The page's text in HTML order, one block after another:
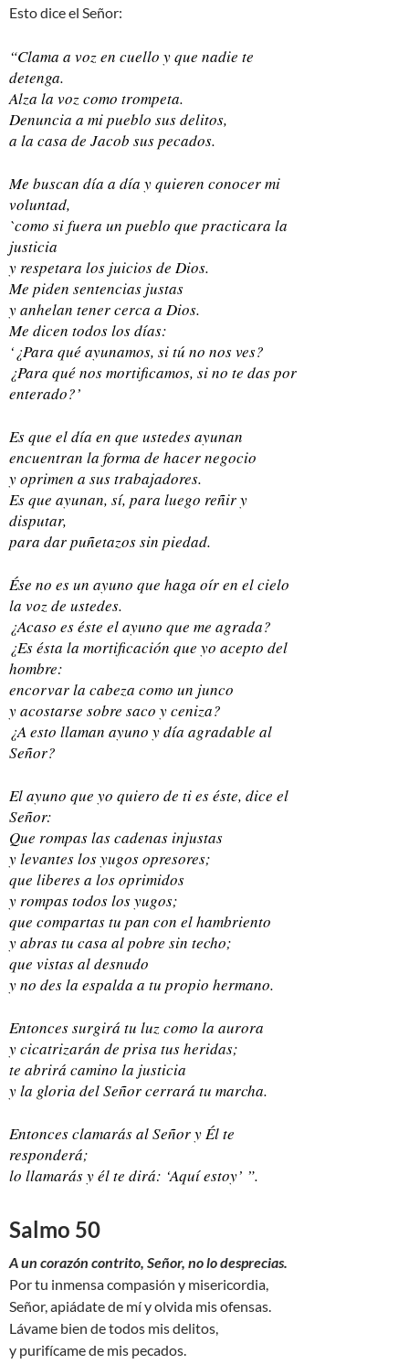
Esto dice el Señor:
“Clama a voz en cuello y que nadie te
detenga.
Alza la voz como trompeta.
Denuncia a mi pueblo sus delitos,
a la casa de Jacob sus pecados.
Me buscan día a día y quieren conocer mi
voluntad,
`como si fuera un pueblo que practicara la
justicia
y respetara los juicios de Dios.
Me piden sentencias justas
y anhelan tener cerca a Dios.
Me dicen todos los días:
‘¿Para qué ayunamos, si tú no nos ves?
¿Para qué nos mortificamos, si no te das por
enterado?’
Es que el día en que ustedes ayunan
encuentran la forma de hacer negocio
y oprimen a sus trabajadores.
Es que ayunan, sí, para luego reñir y
disputar,
para dar puñetazos sin piedad.
Ése no es un ayuno que haga oír en el cielo
la voz de ustedes.
¿Acaso es éste el ayuno que me agrada?
¿Es ésta la mortificación que yo acepto del
hombre:
encorvar la cabeza como un junco
y acostarse sobre saco y ceniza?
¿A esto llaman ayuno y día agradable al
Señor?
El ayuno que yo quiero de ti es éste, dice el
Señor:
Que rompas las cadenas injustas
y levantes los yugos opresores;
que liberes a los oprimidos
y rompas todos los yugos;
que compartas tu pan con el hambriento
y abras tu casa al pobre sin techo;
que vistas al desnudo
y no des la espalda a tu propio hermano.
Entonces surgirá tu luz como la aurora
y cicatrizarán de prisa tus heridas;
te abrirá camino la justicia
y la gloria del Señor cerrará tu marcha.
Entonces clamarás al Señor y Él te
responderá;
lo llamarás y él te dirá: ‘Aquí estoy’ ”.
Salmo 50
A un corazón contrito, Señor, no lo desprecias.
Por tu inmensa compasión y misericordia,
Señor, apiádate de mí y olvida mis ofensas.
Lávame bien de todos mis delitos,
y purifícame de mis pecados.